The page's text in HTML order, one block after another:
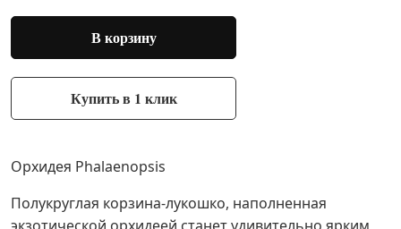
В корзину
Купить в 1 клик
Орхидея Phalaenopsis
Полукруглая корзина-лукошко, наполненная